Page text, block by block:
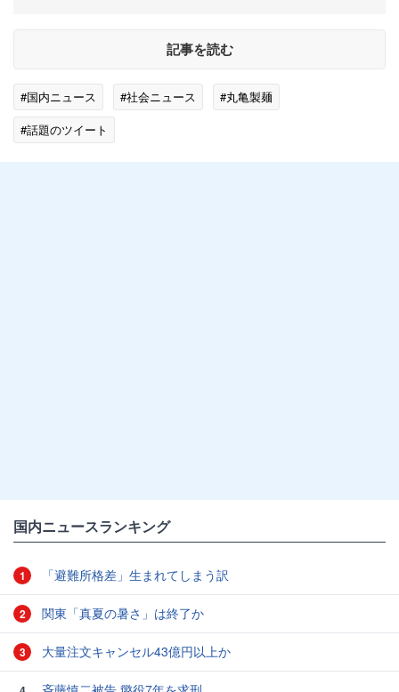
記事を読む
#国内ニュース #社会ニュース
#丸亀製麺
#話題のツイート
国内ニュースランキング
1 「避難所格差」生まれてしまう訳
2 関東「真夏の暑さ」は終了か
3 大量注文キャンセル43億円以上か